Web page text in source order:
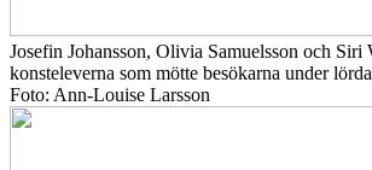
Josefin Johansson, Olivia Samuelsson och Siri
konsteleverna som mötte besökarna under
Foto: Ann-Louise Larsson